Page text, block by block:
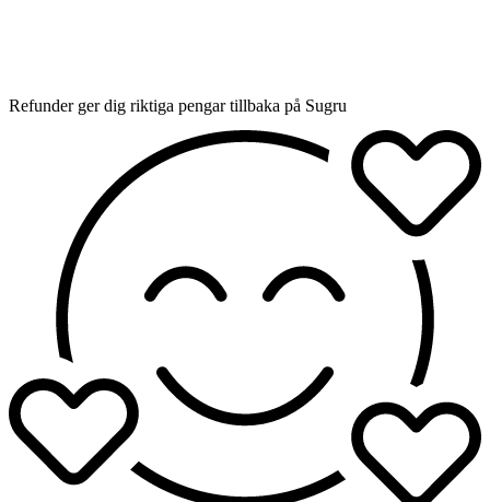
Refunder ger dig riktiga pengar tillbaka på Sugru